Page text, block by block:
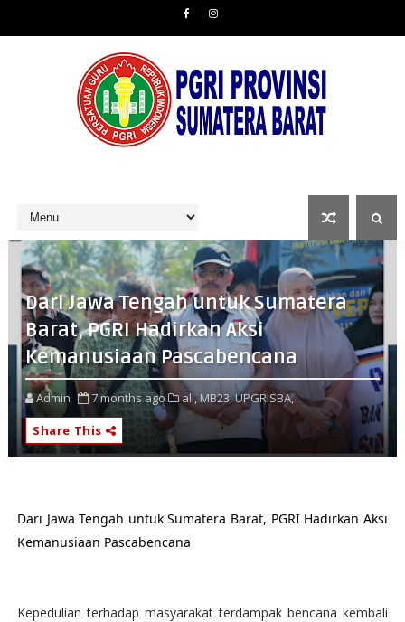
Dari Jawa Tengah untuk Sumatera
Barat, PGRI Hadirkan Aksi
Kemanusiaan Pascabencana
Admin 7 months ago all,MB23,UPGRISBA,
Share This
Dari Jawa Tengah untuk Sumatera Barat, PGRI Hadirkan Aksi
Kemanusiaan Pascabencana
Kepedulian terhadap masyarakat terdampak bencana kembali